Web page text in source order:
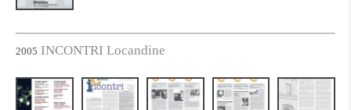
2005 INCONTRI Locandine